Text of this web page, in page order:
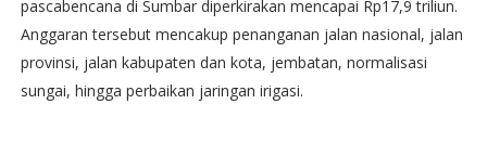
pascabencana di Sumbar diperkirakan mencapai Rp17,9 triliun.
Anggaran tersebut mencakup penanganan jalan nasional, jalan
provinsi, jalan kabupaten dan kota, jembatan, normalisasi
sungai, hingga perbaikan jaringan irigasi.